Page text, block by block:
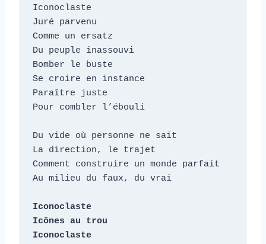
Iconoclaste
Juré parvenu
Comme un ersatz
Du peuple inassouvi
Bomber le buste
Se croire en instance
Paraître juste
Pour combler l’ébouli
Du vide où personne ne sait
La direction, le trajet
Comment construire un monde parfait
Au milieu du faux, du vrai
Iconoclaste
Icônes au trou
Iconoclaste